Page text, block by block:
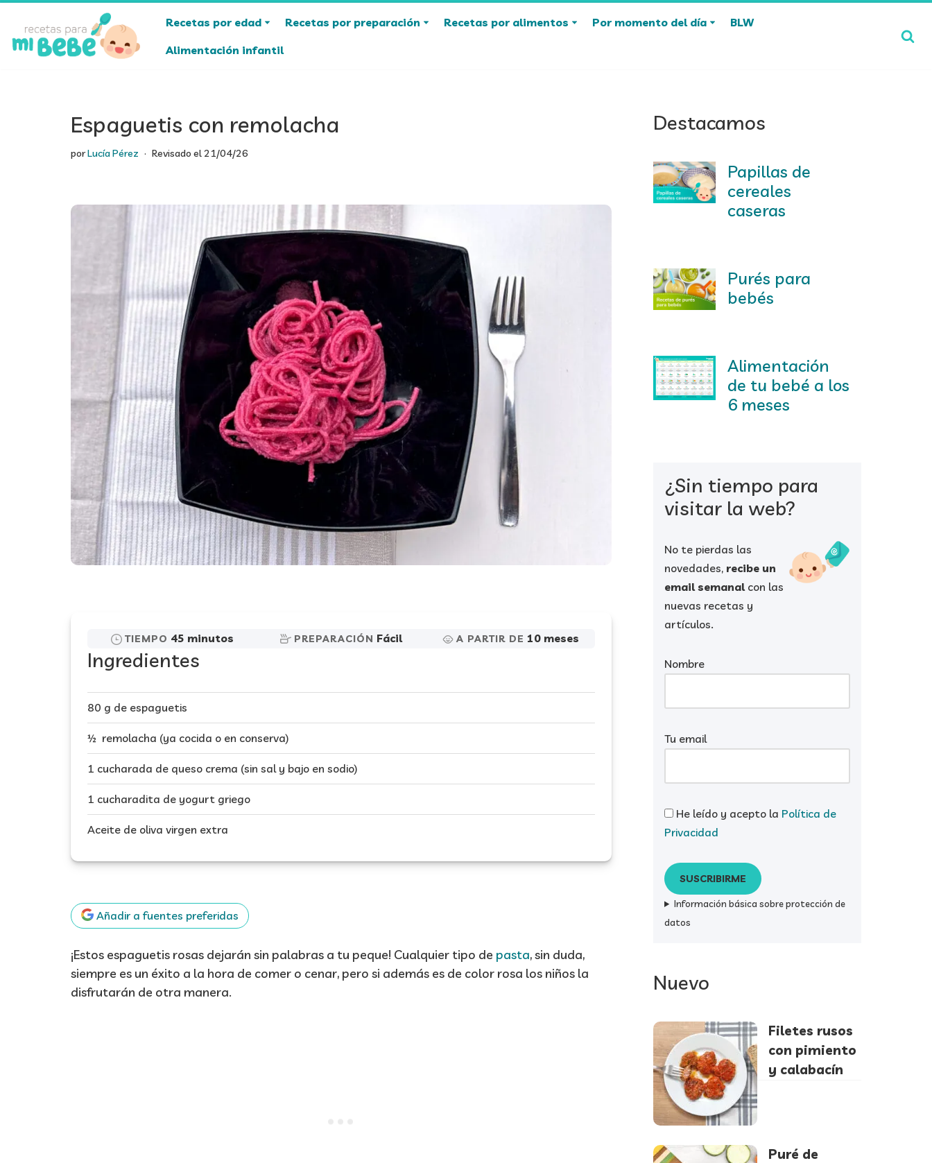
Saltar
Recetas por edad Recetas por preparación Recetas por alimentos Por momento del día
BLW
Alimentación infantil
Espaguetis con remolacha
porLucía Pérez Revisado el21/04/26
TIEMPO 45 minutos PREPARACIÓN Fácil A PARTIR DE 10 meses
Ingredientes
80 g de espaguetis
½ remolacha (ya cocida o en conserva)
1 cucharada de queso crema (sin sal y bajo en sodio)
1 cucharadita de yogurt griego
Aceite de oliva virgen extra
Añadir a fuentes preferidas
¡Estos espaguetis rosas dejarán sin palabras a tu peque! Cualquier tipo de pasta, sin duda,
siempre es un éxito a la hora de comer o cenar, pero si además es de color rosa los niños la
disfrutarán de otra manera.
Destacamos
Papillas de
cereales
caseras
Purés para
bebés
Alimentación
de tu bebé a los
6 meses
¿Sin tiempo para
visitar la web?
No te pierdas las
novedades, recibe un
email semanalcon las
nuevas recetas y
artículos.
Nombre
Tu email
He leído y acepto la Política de
Privacidad
Información básica sobre protección de
datos
Nuevo
Filetes rusos
con pimiento
y calabacín
Puré de